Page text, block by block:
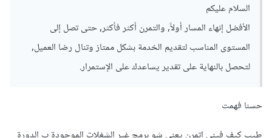
السلام عليكم
الأفضل إنهاء المسار أولاً, والتمرن أكثر فأكثر, حتى تصل إلى
المستوى المناسب لتقديم الخدمة بشكل ممتاز وتنال رضا العميل,
لتحصل بالنهاية على تقدير يساعدك على الإستمرار.
حسنا فهمت